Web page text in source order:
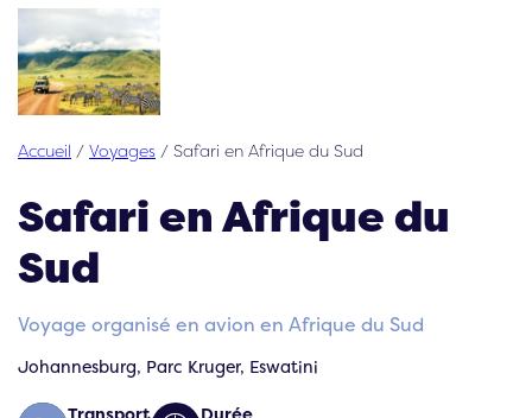
Accueil / Voyages / Safari en Afrique du Sud
Safari en Afrique du
Sud
Voyage organisé en avion en Afrique du Sud
Johannesburg, Parc Kruger, Eswatini